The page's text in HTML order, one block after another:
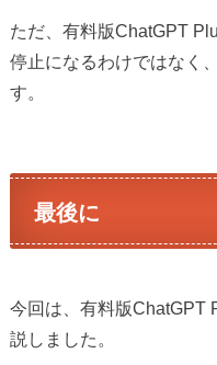
ただ、有料版ChatGPT
停止になるわけではなく
す。
最後に
今回は、有料版ChatGPT
説しました。